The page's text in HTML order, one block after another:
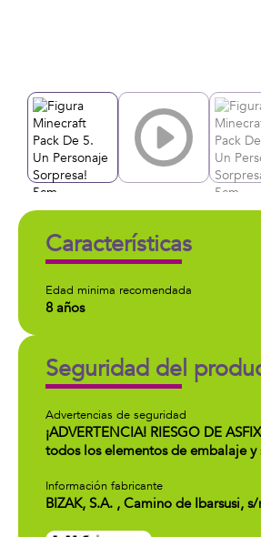
Características
Edad minima recomendada
8 años
Seguridad del
Advertencias de seguridad
¡ADVERTENCIA! RIESGO DE
todos los elementos de embalaje
Información fabricante
BIZAK, S.A. , Camino de Ibarsusi,